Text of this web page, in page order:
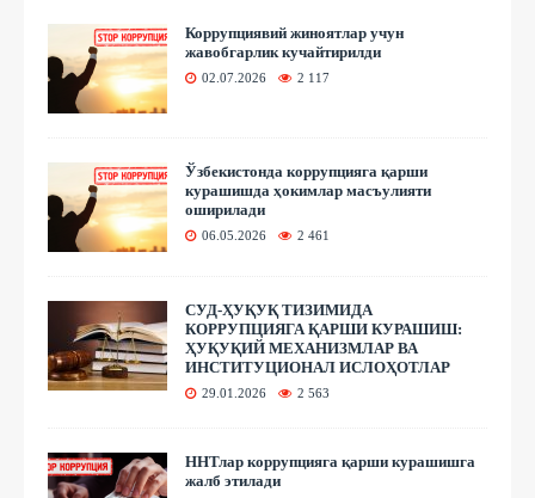
Коррупциявий жиноятлар учун
жавобгарлик кучайтирилди
02.07.2026 2 117
Ўзбекистонда коррупцияга қарши
курашишда ҳокимлар масъулияти
оширилади
06.05.2026 2 461
СУД-ҲУҚУҚ ТИЗИМИДА
КОРРУПЦИЯГА ҚАРШИ КУРАШИШ:
ҲУҚУҚИЙ МЕХАНИЗМЛАР ВА
ИНСТИТУЦИОНАЛ ИСЛОҲОТЛАР
29.01.2026 2 563
ННТлар коррупцияга қарши курашишга
жалб этилади